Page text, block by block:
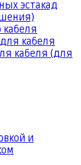
эстакад
кабеля
кабеля (для
и